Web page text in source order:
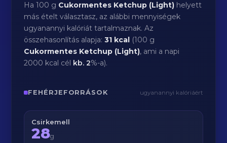
Ha 100 g Cukormentes Ketchup (Light) helyett
más ételt választasz, az alábbi mennyiségek
ugyanannyi kalóriát tartalmaznak. Az
összehasonlítás alapja:31 kcal (100 g
Cukormentes Ketchup (Light), ami a napi
2000 kcal cél kb.2%-a).
FEHÉRJEFORRÁSOK ugyanannyi kalóriáért
Csirkemell
28g